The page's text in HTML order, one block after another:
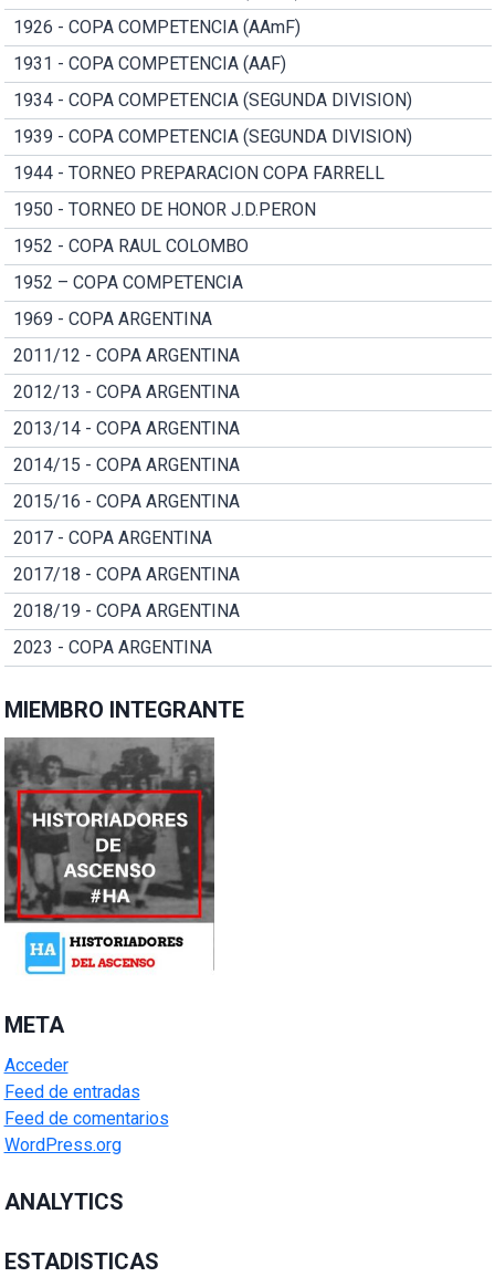
1926 - COPA COMPETENCIA (AAmF)
1931 - COPA COMPETENCIA (AAF)
1934 - COPA COMPETENCIA (SEGUNDA DIVISION)
1939 - COPA COMPETENCIA (SEGUNDA DIVISION)
1944 - TORNEO PREPARACION COPA FARRELL
1950 - TORNEO DE HONOR J.D.PERON
1952 - COPA RAUL COLOMBO
1952 – COPA COMPETENCIA
1969 - COPA ARGENTINA
2011/12 - COPA ARGENTINA
2012/13 - COPA ARGENTINA
2013/14 - COPA ARGENTINA
2014/15 - COPA ARGENTINA
2015/16 - COPA ARGENTINA
2017 - COPA ARGENTINA
2017/18 - COPA ARGENTINA
2018/19 - COPA ARGENTINA
2023 - COPA ARGENTINA
MIEMBRO INTEGRANTE
META
Acceder
Feed de entradas
Feed de comentarios
WordPress.org
ANALYTICS
ESTADISTICAS